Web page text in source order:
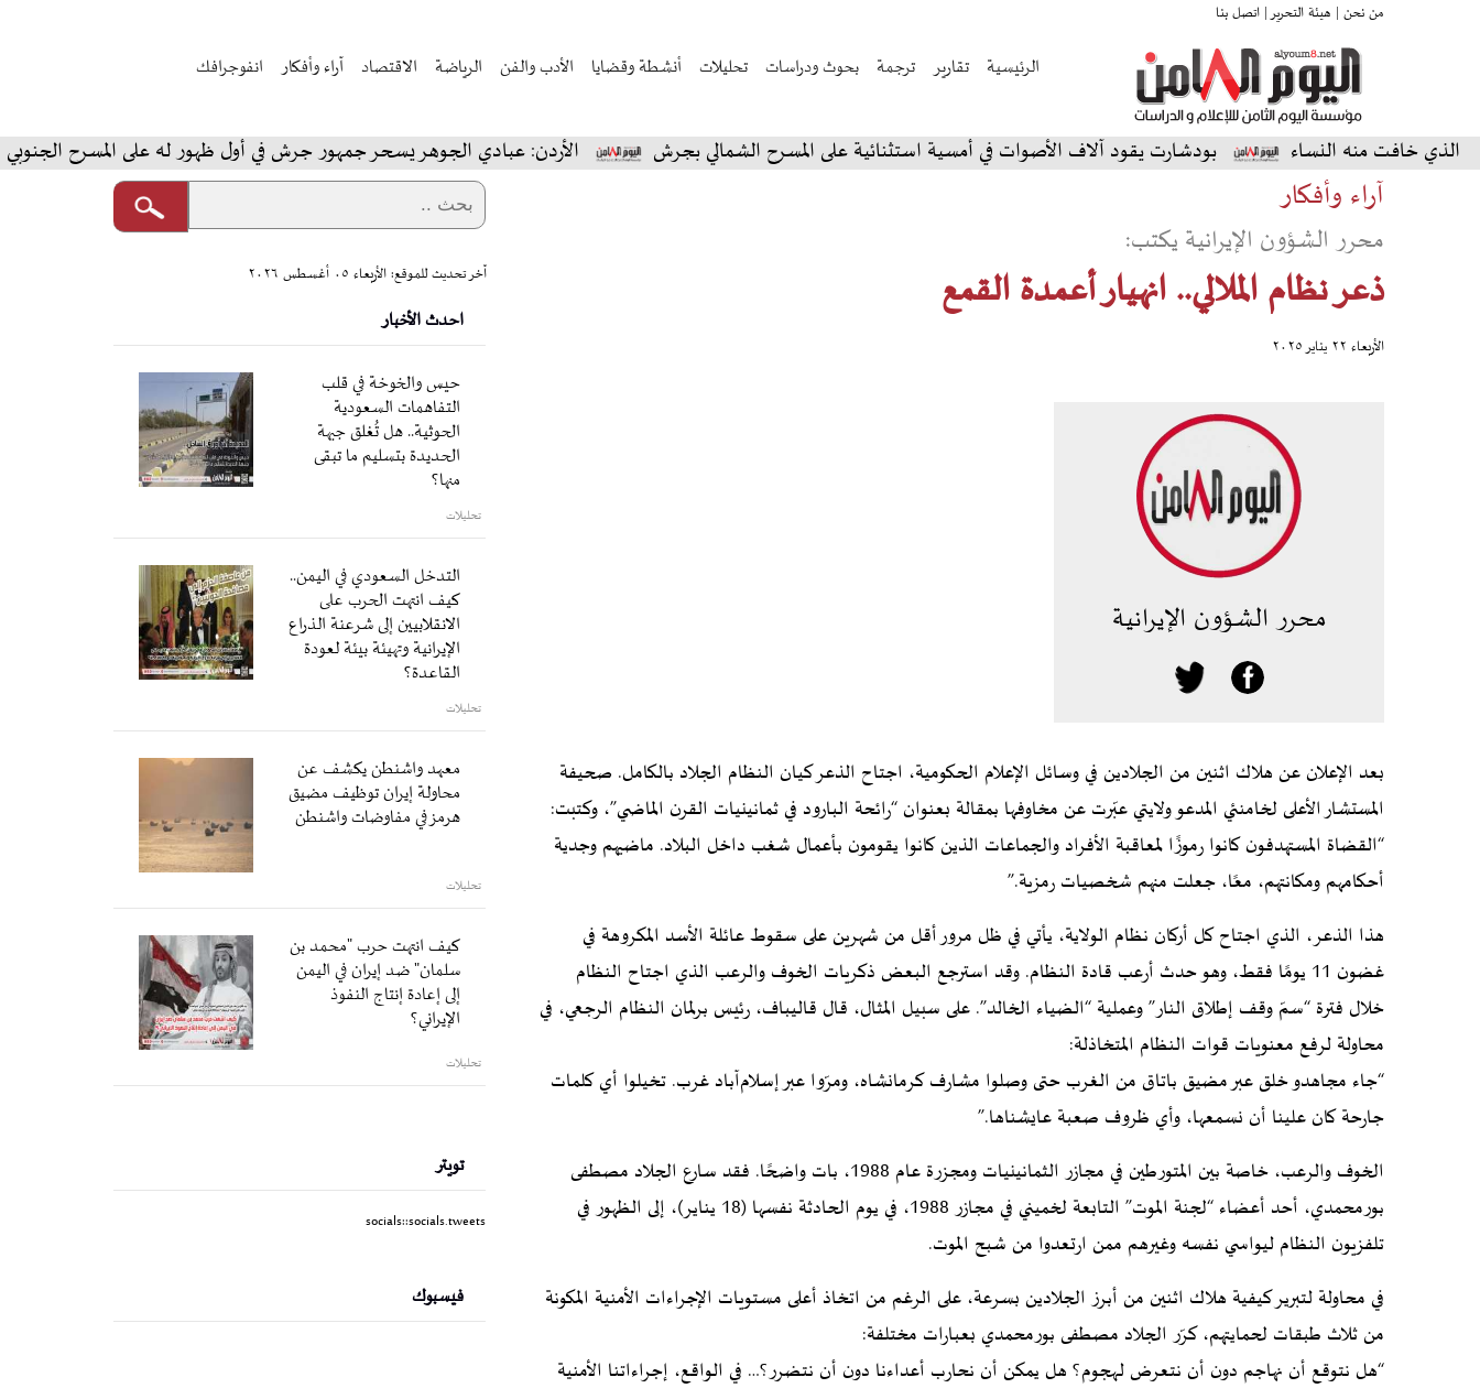
من نحن | هيئة التحرير | اتصل بنا
الرئيسية تقارير ترجمة بحوث ودراسات تحليلات أنشطة وقضايا الأدب والفن الرياضة الاقتصاد آراء وأفكار انفوجرافك
منه النساء بودشارت يقود آلاف الأصوات في أمسية استثنائية على المسرح الشمالي بجرش الأردن: عبادي الجوهر يسحر جمهور جرش في أول ظهور له على المسرح الجنوبي
آراء وأفكار
محرر الشؤون الإيرانية يكتب:
ذعر نظام الملالي.. انهيار أعمدة القمع
الأربعاء ٢٢ يناير ٢٠٢٥
محرر الشؤون الإيرانية
بعد الإعلان عن هلاك اثنين من الجلادين في وسائل الإعلام الحكومية، اجتاح الذعر كيان النظام الجلاد بالكامل. صحيفة
المستشار الأعلى لخامنئي المدعو ولايتي عبّرت عن مخاوفها بمقالة بعنوان “رائحة البارود في ثمانينيات القرن الماضي”، وكتبت:
“القضاة المستهدفون كانوا رموزًا لمعاقبة الأفراد والجماعات الذين كانوا يقومون بأعمال شغب داخل البلاد. ماضيهم وجدية
أحكامهم ومكانتهم، معًا، جعلت منهم شخصيات رمزية.”
هذا الذعر، الذي اجتاح كل أركان نظام الولاية، يأتي في ظل مرور أقل من شهرين على سقوط عائلة الأسد المكروهة في
غضون 11 يومًا فقط، وهو حدث أرعب قادة النظام. وقد استرجع البعض ذكريات الخوف والرعب الذي اجتاح النظام
خلال فترة “سمّ وقف إطلاق النار” وعملية “الضياء الخالد”. على سبيل المثال، قال قاليباف، رئيس برلمان النظام الرجعي، في
محاولة لرفع معنويات قوات النظام المتخاذلة:
“جاء مجاهدو خلق عبر مضيق باتاق من الغرب حتى وصلوا مشارف كرمانشاه، ومرّوا عبر إسلام‌آباد غرب. تخيلوا أي كلمات
جارحة كان علينا أن نسمعها، وأي ظروف صعبة عايشناها.”
الخوف والرعب، خاصة بين المتورطين في مجازر الثمانينيات ومجزرة عام 1988، بات واضحًا. فقد سارع الجلاد مصطفى
بورمحمدي، أحد أعضاء “لجنة الموت” التابعة لخميني في مجازر 1988، في يوم الحادثة نفسها (18 يناير)، إلى الظهور في
تلفزيون النظام ليواسي نفسه وغيرهم ممن ارتعدوا من شبح الموت.
في محاولة لتبرير كيفية هلاك اثنين من أبرز الجلادين بسرعة، على الرغم من اتخاذ أعلى مستويات الإجراءات الأمنية المكونة
من ثلاث طبقات لحمايتهم، كرّر الجلاد مصطفى بورمحمدي بعبارات مختلفة:
“هل نتوقع أن نهاجم دون أن نتعرض لهجوم؟ هل يمكن أن نحارب أعداءنا دون أن نتضرر؟… في الواقع، إجراءاتنا الأمنية
آخر تحديث للموقع: الأربعاء ٠٥ أغسطس ٢٠٢٦
احدث الأخبار
حيس والخوخة في قلب
التفاهمات السعودية
الحوثية.. هل تُغلق جبهة
الحديدة بتسليم ما تبقى
منها؟
تحليلات
التدخل السعودي في اليمن..
كيف انتهت الحرب على
الانقلابيين إلى شرعنة الذراع
الإيرانية وتهيئة بيئة لعودة
القاعدة؟
تحليلات
معهد واشنطن يكشف عن
محاولة إيران توظيف مضيق
هرمز في مفاوضات واشنطن
تحليلات
كيف انتهت حرب "محمد بن
سلمان" ضد إيران في اليمن
إلى إعادة إنتاج النفوذ
الإيراني؟
تحليلات
تويتر
socials::socials.tweets
فيسبوك